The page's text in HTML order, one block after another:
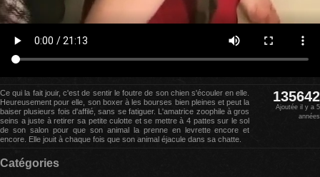
Ce qui la fait jouir, c'est de sentir le foutre de son chien s'écouler en elle.
Heureusement pour elle, son boxer à les bourses bien pleines et peut la
baiser plusieurs fois d'affilé, sans se fatiguer. L'amatrice zoophile à gros
seins a juste à retirer sa petite culotte et se mettre à 4 pattes sur le sol
de son salon pour que son animal la prenne en levrette encore et
encore. Elle jouit à chaque fois que son animal éjacule dans sa chatte.
135642
Ajoutée il y a 5
années
Catégories